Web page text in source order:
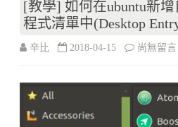
PHP
[教學] 如何在ubuntu新
程式清單中(Desktop
辛比 2018-04-15 在
學]
如
尚無留言